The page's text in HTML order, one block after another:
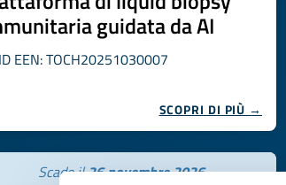
guidata da AI
ID EEN: TOCH20251030007
SCOPRI DI PIÙ →
Scade il26 novembre 2026